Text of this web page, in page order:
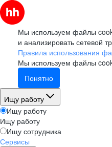
Мы используем файлы
и анализировать сетевой
Правила использования
Мы используем файлы
Понятно
Ищу работу
Ищу работу
Ищу работу
Ищу сотрудника
Сервисы